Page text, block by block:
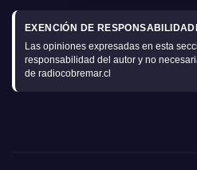
EXENCIÓN DE
Las opiniones expresadas en esta
responsabilidad del autor y no
de radiocobremar.cl